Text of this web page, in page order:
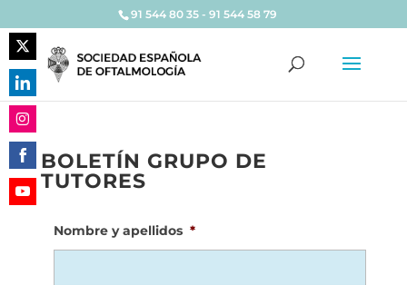
91 544 80 35 - 91 544 58 79
BOLETÍN GRUPO DE
TUTORES
Nombre y apellidos *
Share
on
Twitter
Share
on
LinkedIn
Share
on
Instagram
Share
on
YouTube